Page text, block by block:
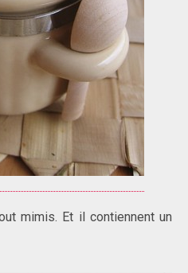
mimis. Et il contiennent un